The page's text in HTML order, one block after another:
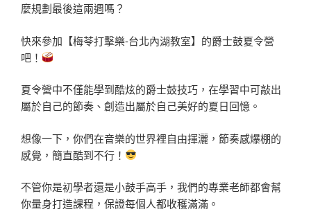
麼規劃最後這兩週嗎？
快來參加【梅苓打擊樂-台北內湖教室】的爵士鼓夏令營
吧！
夏令營中不僅能學到酷炫的爵士鼓技巧，在學習中可敲出
屬於自己的節奏、創造出屬於自己美好的夏日回憶。
想像一下，你們在音樂的世界裡自由揮灑，節奏感爆棚的
感覺，簡直酷到不行！
不管你是初學者還是小鼓手高手，我們的專業老師都會幫
你量身打造課程，保證每個人都收穫滿滿。